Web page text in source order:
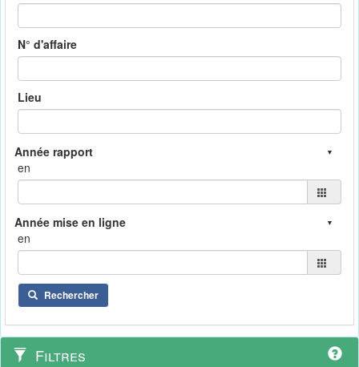
N° d'affaire
Lieu
en
en
Rechercher
Filtres